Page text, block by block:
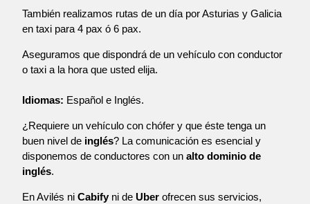
También realizamos rutas de un día por Asturias y Galicia
en taxi para 4 pax ó 6 pax.
Aseguramos que dispondrá de un vehículo con conductor
o taxi a la hora que usted elija.
Idiomas: Español e Inglés.
¿Requiere un vehículo con chófer y que éste tenga un
buen nivel de inglés? La comunicación es esencial y
disponemos de conductores con un alto dominio de
inglés.
En Avilés ni Cabify ni de Uber ofrecen sus servicios,